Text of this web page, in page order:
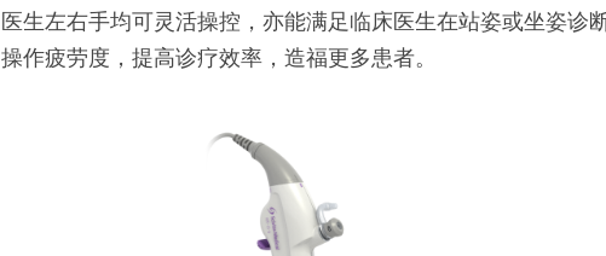
医生左右手均可灵活操控，亦能满足临床医生在站姿或坐姿诊
操作疲劳度，提高诊疗效率，造福更多患者。